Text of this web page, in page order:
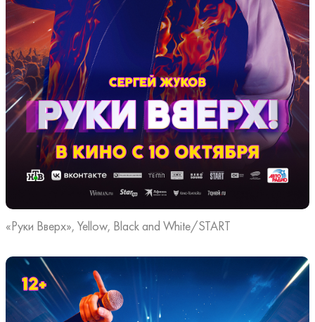
«Руки Вверх», Yellow, Black and White/START